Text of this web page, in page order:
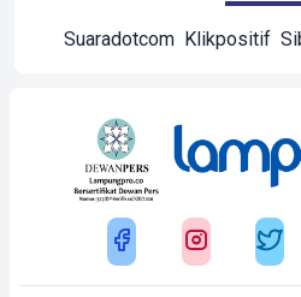
Suaradotcom Klikpositif